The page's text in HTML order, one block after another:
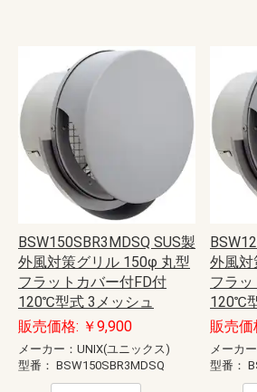
BSW150SBR3MDSQ SUS製
外風対策グリル 150φ 丸型
フラットカバー付FD付
120℃型式 3メッシュ
販売価格: ￥9,900
メーカー：UNIX(ユニックス)
型番： BSW150SBR3MDSQ
外風
フラ
120℃
販売価
メーカ
型番：